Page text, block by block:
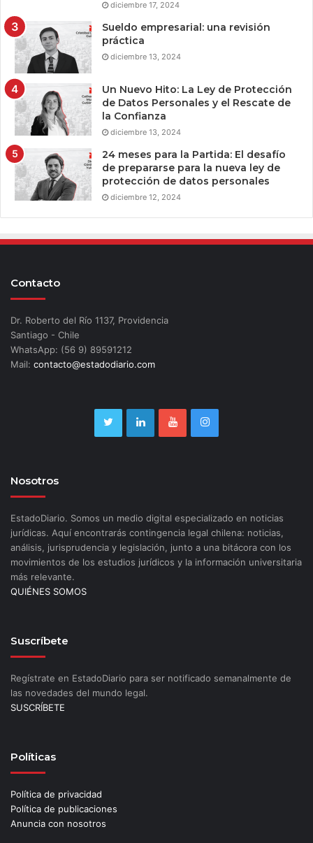
diciembre 17, 2024
Sueldo empresarial: una revisión
práctica
diciembre 13, 2024
Un Nuevo Hito: La Ley de Protección
de Datos Personales y el Rescate de
la Confianza
diciembre 13, 2024
24 meses para la Partida: El desafío
de prepararse para la nueva ley de
protección de datos personales
diciembre 12, 2024
Contacto
Dr. Roberto del Río 1137, Providencia
Santiago - Chile
WhatsApp: (56 9) 89591212
Mail: contacto@estadodiario.com
Nosotros
EstadoDiario. Somos un medio digital especializado en noticias
jurídicas. Aquí encontrarás contingencia legal chilena: noticias,
análisis, jurisprudencia y legislación, junto a una bitácora con los
movimientos de los estudios jurídicos y la información universitaria
más relevante.
QUIÉNES SOMOS
Suscríbete
Regístrate en EstadoDiario para ser notificado semanalmente de
las novedades del mundo legal.
SUSCRÍBETE
Políticas
Política de privacidad
Política de publicaciones
Anuncia con nosotros